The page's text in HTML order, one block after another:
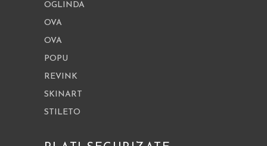
OGLINDA
OVA
OVA
POPU
REVINK
SKINART
STILETO